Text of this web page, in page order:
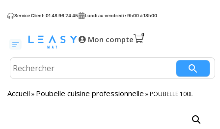
Service Client: 01 48 96 24 45 Lundi au vendredi : 9h00 à 18h00
Mon compte
Accueil » Poubelle cuisine professionnelle »POUBELLE 100L